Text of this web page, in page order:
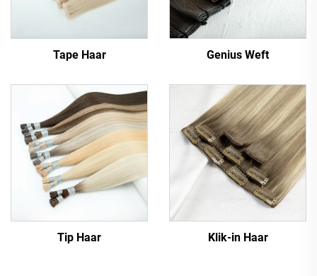
Tape Haar Genius Weft
Tip Haar Klik-in Haar